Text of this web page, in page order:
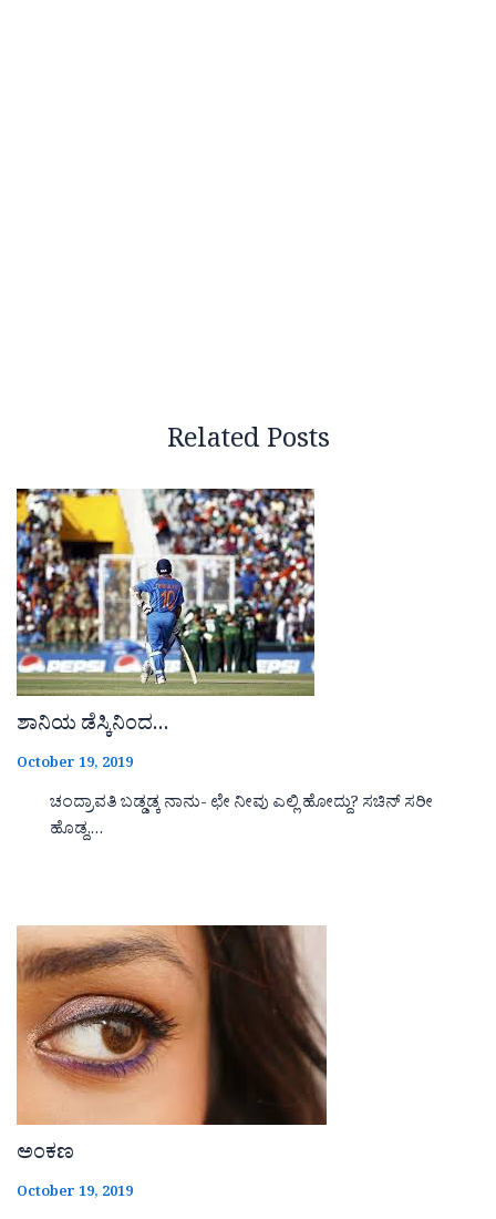
Related Posts
ಶಾನಿಯ ಡೆಸ್ಕಿನಿಂದ…
October 19, 2019
ಚಂದ್ರಾವತಿ ಬಡ್ಡಡ್ಕ ನಾನು- ಛೇ ನೀವು ಎಲ್ಲಿ ಹೋದ್ದು? ಸಚಿನ್ ಸರೀ
ಹೊಡ್ದ,…
ಅಂಕಣ
October 19, 2019